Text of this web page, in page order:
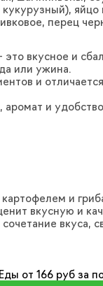
перец
вкусное и
или ужина.
и
аромат и
и
вкусную и
вкуса,
от 166 руб за